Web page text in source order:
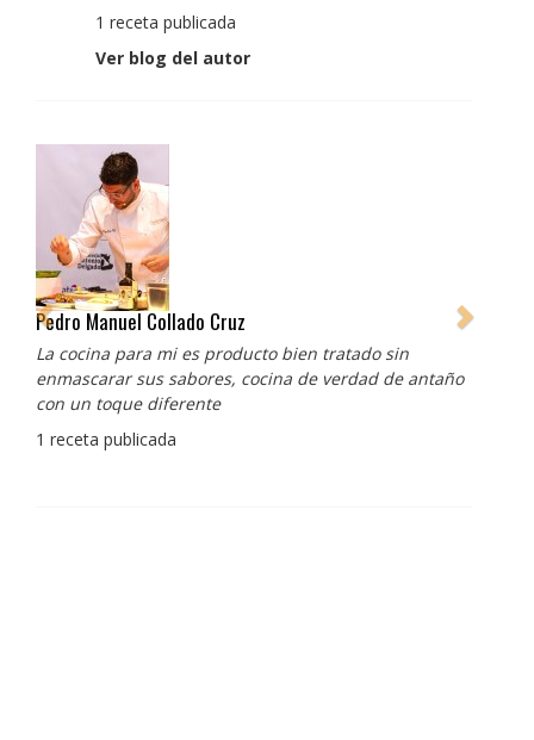
1 receta publicada
Ver blog del autor
Pedro Manuel Collado Cruz
La cocina para mi es producto bien tratado sin
enmascarar sus sabores, cocina de verdad de antaño
con un toque diferente
1 receta publicada